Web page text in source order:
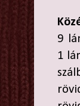
9
1